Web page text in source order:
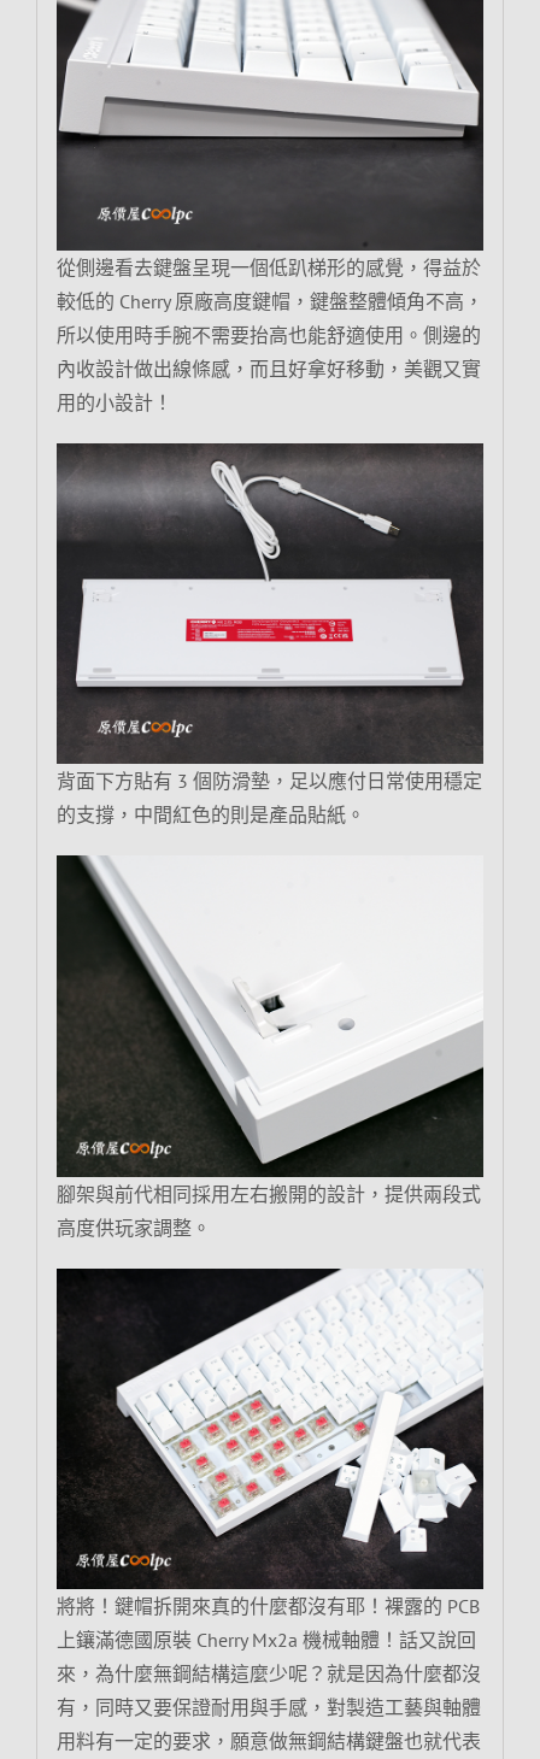
從側邊看去鍵盤呈現一個低趴梯形的感覺，得益於
較低的 Cherry 原廠高度鍵帽，鍵盤整體傾角不高，
所以使用時手腕不需要抬高也能舒適使用。側邊的
內收設計做出線條感，而且好拿好移動，美觀又實
用的小設計！
背面下方貼有 3 個防滑墊，足以應付日常使用穩定
的支撐，中間紅色的則是產品貼紙。
腳架與前代相同採用左右搬開的設計，提供兩段式
高度供玩家調整。
將將！鍵帽拆開來真的什麼都沒有耶！裸露的 PCB
上鑲滿德國原裝 Cherry Mx2a 機械軸體！話又說回
來，為什麼無鋼結構這麼少呢？就是因為什麼都沒
有，同時又要保證耐用與手感，對製造工藝與軸體
用料有一定的要求，願意做無鋼結構鍵盤也就代表